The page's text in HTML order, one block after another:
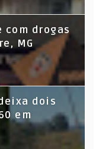
com drogas
MG
dois
em